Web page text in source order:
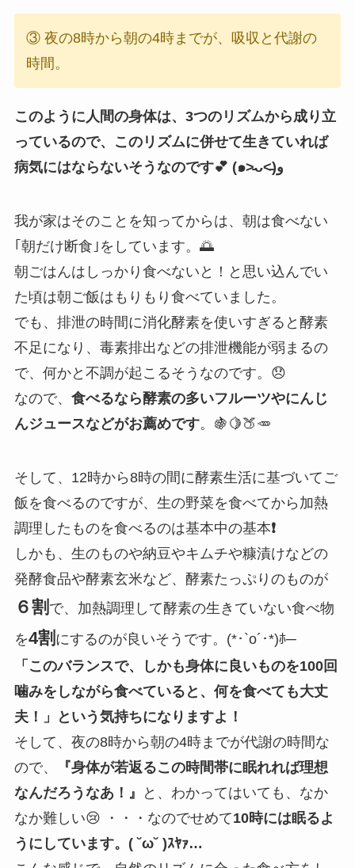
③ 夜の8時から朝の4時までが、吸収と代謝の
時間。
このように人間の身体は、3つのリズムから成り立
っているので、このリズムに併せて生きていれば
病気にはならないそうなのです💕 (๑˃̵ᴗ˂̵)و
我が家はそのことを知ってからは、朝は食べない
｢朝だけ断食｣をしています。🌅
朝ごはんはしっかり食べないと！と思い込んでい
た頃は朝ご飯はもりもり食べていました。
でも、排泄の時間に消化酵素を使いすぎると酵素
不足になり、毒素排出などの排泄機能が弱まるの
で、何かと不調が起こるそうなのです。😞
なので、 食べるなら酵素の多いフルーツやにんじ
んジュースなどがお薦めです。 🍇🍋🍑🥕
そして、12時から8時の間に酵素生活に基づいてご
飯を食べるのですが、生の野菜を食べてから加熱
調理したものを食べるのは基本中の基本❗️
しかも、生のものや納豆やキムチや糠漬けなどの
発酵食品や酵素玄米など、酵素たっぷりのものが
６割 で、加熱調理して酵素の生きていない食べ物
を4割 にするのが良いそうです。 (*･`o´･*)ﾎ─
「このバランスで、しかも身体に良いものを100回
噛みをしながら食べていると、何を食べても大丈
夫！」という気持ちになりますよ！
そして、夜の8時から朝の4時までが代謝の時間な
ので、
『身体が若返るこの時間帯に眠れれば理想
なんだろうなあ！』
と、わかってはいても、なか
なか難しい😢 ・・・なのでせめて10時には眠るよ
うにしています。( ˘ω˘ )ｽﾔｧ…